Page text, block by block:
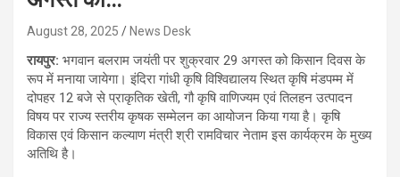
August 28, 2025 News Desk
रायपुर: भगवान बलराम जयंती पर शुक्रवार 29 अगस्त को किसान दिवस के
रूप में मनाया जायेगा। इंदिरा गांधी कृषि विश्विद्यालय स्थित कृषि मंडपम्म में
दोपहर 12 बजे से प्राकृतिक खेती, गौ कृषि वाणिज्यम एवं तिलहन उत्पादन
विषय पर राज्य स्तरीय कृषक सम्मेलन का आयोजन किया गया है। कृषि
विकास एवं किसान कल्याण मंत्री श्री रामविचार नेताम इस कार्यक्रम के मुख्य
अतिथि है।